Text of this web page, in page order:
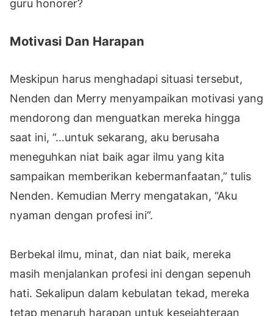
guru honorer?
Motivasi Dan Harapan
Meskipun harus menghadapi situasi tersebut,
Nenden dan Merry menyampaikan motivasi yang
mendorong dan menguatkan mereka hingga
saat ini, “…untuk sekarang, aku berusaha
meneguhkan niat baik agar ilmu yang kita
sampaikan memberikan kebermanfaatan,” tulis
Nenden. Kemudian Merry mengatakan, “Aku
nyaman dengan profesi ini”.
Berbekal ilmu, minat, dan niat baik, mereka
masih menjalankan profesi ini dengan sepenuh
hati. Sekalipun dalam kebulatan tekad, mereka
tetap menaruh harapan untuk kesejahteraan